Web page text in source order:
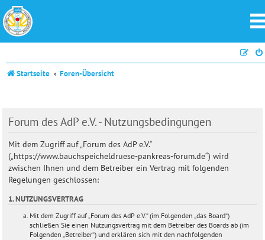
Startseite Foren-Übersicht
Forum des AdP e.V. - Nutzungsbedingungen
Mit dem Zugriff auf „Forum des AdP e.V.“
(„https://www.bauchspeicheldruese-pankreas-forum.de“) wird
zwischen Ihnen und dem Betreiber ein Vertrag mit folgenden
Regelungen geschlossen:
1. NUTZUNGSVERTRAG
Mit dem Zugriff auf „Forum des AdP e.V.“ (im Folgenden „das Board“)
schließen Sie einen Nutzungsvertrag mit dem Betreiber des Boards ab (im
Folgenden „Betreiber“) und erklären sich mit den nachfolgenden